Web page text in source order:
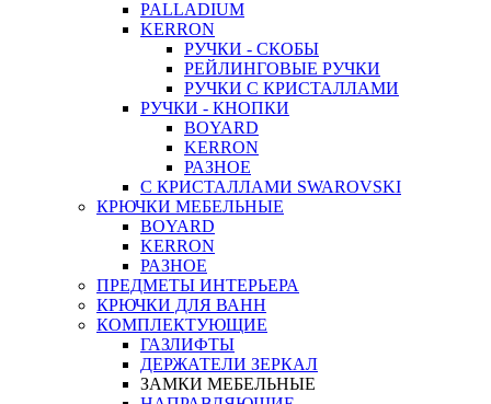
PALLADIUM
KERRON
РУЧКИ - СКОБЫ
РЕЙЛИНГОВЫЕ РУЧКИ
РУЧКИ С КРИСТАЛЛАМИ
РУЧКИ - КНОПКИ
BOYARD
KERRON
РАЗНОЕ
С КРИСТАЛЛАМИ SWAROVSKI
КРЮЧКИ МЕБЕЛЬНЫЕ
BOYARD
KERRON
РАЗНОЕ
ПРЕДМЕТЫ ИНТЕРЬЕРА
КРЮЧКИ ДЛЯ ВАНН
КОМПЛЕКТУЮЩИЕ
ГАЗЛИФТЫ
ДЕРЖАТЕЛИ ЗЕРКАЛ
ЗАМКИ МЕБЕЛЬНЫЕ